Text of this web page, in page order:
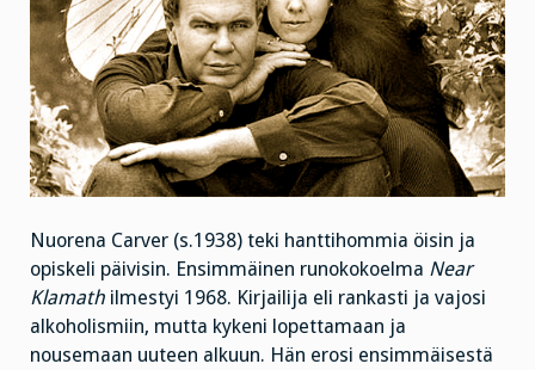
Nuorena Carver (s.1938) teki hanttihommia öisin ja
opiskeli päivisin. Ensimmäinen runokokoelma Near
Klamath ilmestyi 1968. Kirjailija eli rankasti ja vajosi
alkoholismiin, mutta kykeni lopettamaan ja
nousemaan uuteen alkuun. Hän erosi ensimmäisestä